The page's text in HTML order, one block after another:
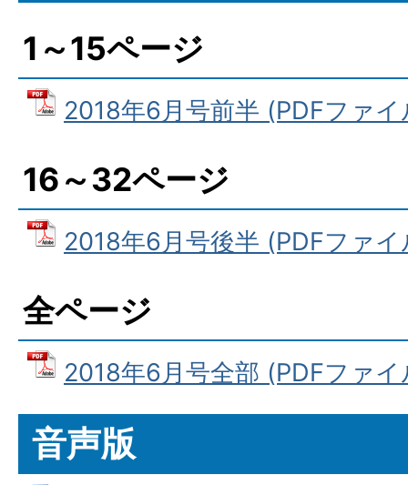
1～15ページ
2018年6月号前半 (PDFファ
16～32ページ
2018年6月号後半 (PDFファ
全ページ
2018年6月号全部 (PDFファ
音声版